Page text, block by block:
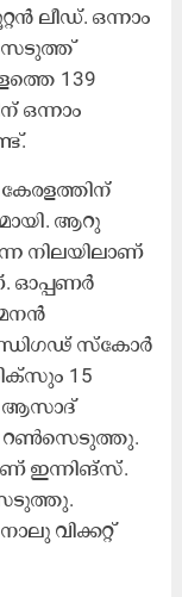
ലീഡ്. ഒന്നാം
139
ഒന്നാം
ആറു
നിലയിലാണ്
ഓപ്പണർ
സ്കോർ
15
ആസാദ്
റൺസെടുത്തു.
ഇന്നിങ്സ്.
വിക്കറ്റ്